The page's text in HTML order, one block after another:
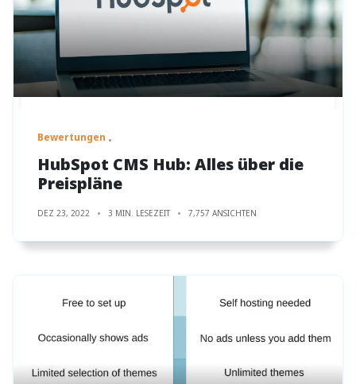
Bewertungen
HubSpot CMS Hub: Alles über die
Preispläne
DEZ 23, 2022 3 MIN. LESEZEIT 7,757 ANSICHTEN